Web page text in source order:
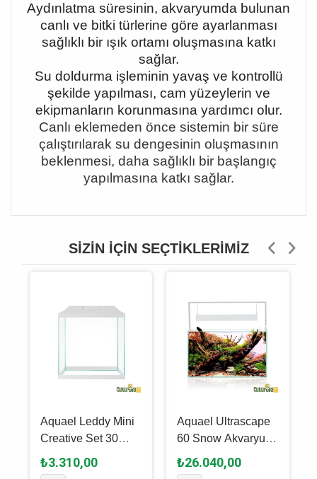
Aydınlatma süresinin, akvaryumda bulunan
canlı ve bitki türlerine göre ayarlanması
sağlıklı bir ışık ortamı oluşmasına katkı
sağlar.
Su doldurma işleminin yavaş ve kontrollü
şekilde yapılması, cam yüzeylerin ve
ekipmanların korunmasına yardımcı olur.
Canlı eklemeden önce sistemin bir süre
çalıştırılarak su dengesinin oluşmasının
beklenmesi, daha sağlıklı bir başlangıç
yapılmasına katkı sağlar.
SIZIN İÇIN SEÇTIKLERIMIZ
Aquael Leddy Mini
Creative Set 30
Akvaryum 13 L -
Beyaz
₺3.310,00
Aquael Ultrascape
60 Snow Akvaryum
Set 54 L
₺26.040,00